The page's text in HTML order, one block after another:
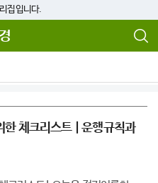
집입니다.
한 체크리스트 | 운행규칙과